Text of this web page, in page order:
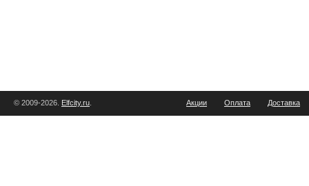
© 2009-2026. Elfcity.ru Акции Оплата Доставка